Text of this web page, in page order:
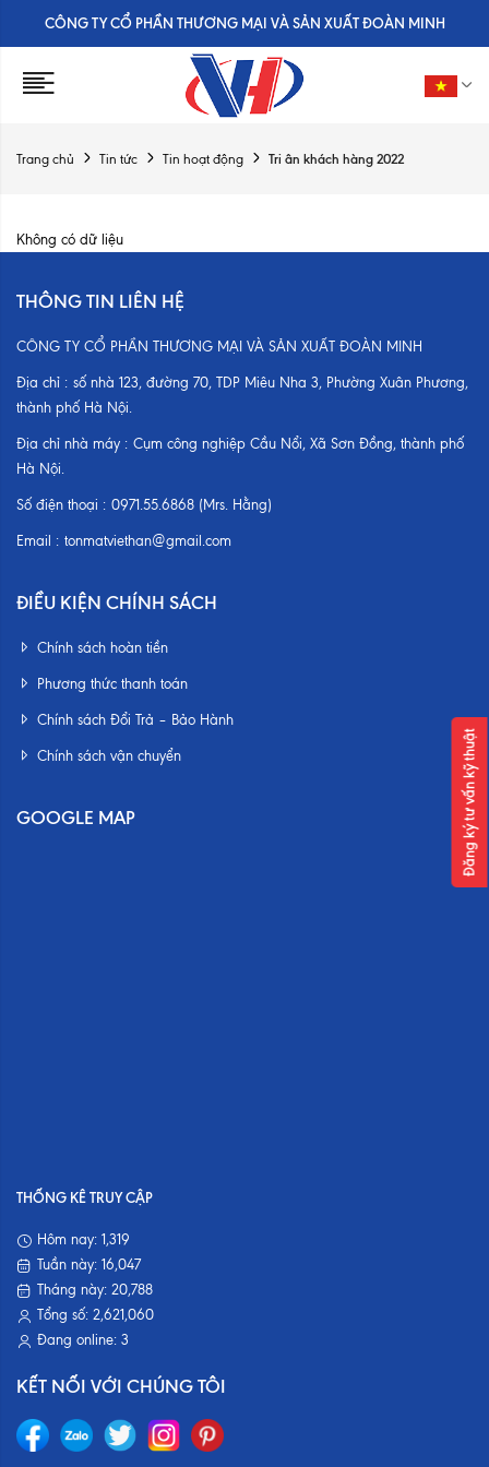
CÔNG TY CỔ PHẦN THƯƠNG MẠI VÀ SẢN XUẤT ĐOÀN MINH
Trang chủ Tin tức Tin hoạt động Tri ân khách hàng 2022
Không có dữ liệu
THÔNG TIN LIÊN HỆ
CÔNG TY CỔ PHẦN THƯƠNG MẠI VÀ SẢN XUẤT ĐOÀN MINH
Địa chỉ : số nhà 123, đường 70, TDP Miêu Nha 3, Phường Xuân Phương,
thành phố Hà Nội.
Địa chỉ nhà máy : Cụm công nghiệp Cầu Nổi, Xã Sơn Đồng, thành phố
Hà Nội.
Số điện thoại : 0971.55.6868 (Mrs. Hằng)
Email : tonmatviethan@gmail.com
ĐIỀU KIỆN CHÍNH SÁCH
Chính sách hoàn tiền
Phương thức thanh toán
Chính sách Đổi Trả – Bảo Hành
Chính sách vận chuyển
GOOGLE MAP
THỐNG KÊ TRUY CẬP
Hôm nay: 1,319
Tuần này: 16,047
Tháng này: 20,788
Tổng số: 2,621,060
Đang online: 3
KẾT NỐI VỚI CHÚNG TÔI
Đăng ký tư vấn kỹ thuật